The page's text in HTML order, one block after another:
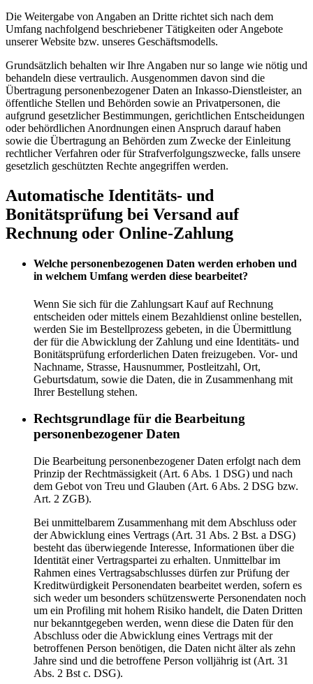
Die Weitergabe von Angaben an Dritte richtet sich nach dem
Umfang nachfolgend beschriebener Tätigkeiten oder Angebote
unserer Website bzw. unseres Geschäftsmodells.
Grundsätzlich behalten wir Ihre Angaben nur so lange wie nötig und
behandeln diese vertraulich. Ausgenommen davon sind die
Übertragung personenbezogener Daten an Inkasso-Dienstleister, an
öffentliche Stellen und Behörden sowie an Privatpersonen, die
aufgrund gesetzlicher Bestimmungen, gerichtlichen Entscheidungen
oder behördlichen Anordnungen einen Anspruch darauf haben
sowie die Übertragung an Behörden zum Zwecke der Einleitung
rechtlicher Verfahren oder für Strafverfolgungszwecke, falls unsere
gesetzlich geschützten Rechte angegriffen werden.
Automatische Identitäts- und
Bonitätsprüfung bei Versand auf
Rechnung oder Online-Zahlung
Welche personenbezogenen Daten werden erhoben und
in welchem Umfang werden diese bearbeitet?
Wenn Sie sich für die Zahlungsart Kauf auf Rechnung
entscheiden oder mittels einem Bezahldienst online bestellen,
werden Sie im Bestellprozess gebeten, in die Übermittlung
der für die Abwicklung der Zahlung und eine Identitäts- und
Bonitätsprüfung erforderlichen Daten freizugeben. Vor- und
Nachname, Strasse, Hausnummer, Postleitzahl, Ort,
Geburtsdatum, sowie die Daten, die in Zusammenhang mit
Ihrer Bestellung stehen.
Rechtsgrundlage für die Bearbeitung
personenbezogener Daten
Die Bearbeitung personenbezogener Daten erfolgt nach dem
Prinzip der Rechtmässigkeit (Art. 6 Abs. 1 DSG) und nach
dem Gebot von Treu und Glauben (Art. 6 Abs. 2 DSG bzw.
Art. 2 ZGB).
Bei unmittelbarem Zusammenhang mit dem Abschluss oder
der Abwicklung eines Vertrags (Art. 31 Abs. 2 Bst. a DSG)
besteht das überwiegende Interesse, Informationen über die
Identität einer Vertragspartei zu erhalten. Unmittelbar im
Rahmen eines Vertragsabschlusses dürfen zur Prüfung der
Kreditwürdigkeit Personendaten bearbeitet werden, sofern es
sich weder um besonders schützenswerte Personendaten noch
um ein Profiling mit hohem Risiko handelt, die Daten Dritten
nur bekanntgegeben werden, wenn diese die Daten für den
Abschluss oder die Abwicklung eines Vertrags mit der
betroffenen Person benötigen, die Daten nicht älter als zehn
Jahre sind und die betroffene Person volljährig ist (Art. 31
Abs. 2 Bst c. DSG).